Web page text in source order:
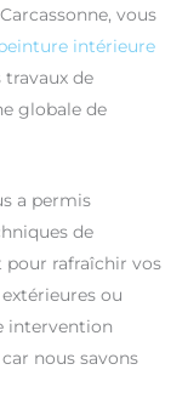
vous
intérieure
de
globale de
a permis
de
pour rafraîchir vos
ou
intervention
nous savons